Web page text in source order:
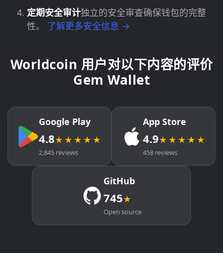
定期安全审计独立的安全审查确保钱包的完整
性。 了解更多安全信息 →
Worldcoin 用户对以下内容的评价
Gem Wallet
Google Play
4.8★★★★★
2,845 reviews
App Store
4.9★★★★★
458 reviews
GitHub
745★
Open source